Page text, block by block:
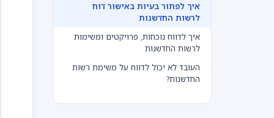
איך לפתור בעיות באישור דוח
לרשות החדשנות
איך לדווח נוכחות, פרויקטים ומשימות
לרשות החדשנות
העובד לא יכול לדווח על משימת רשות
החדשנות?